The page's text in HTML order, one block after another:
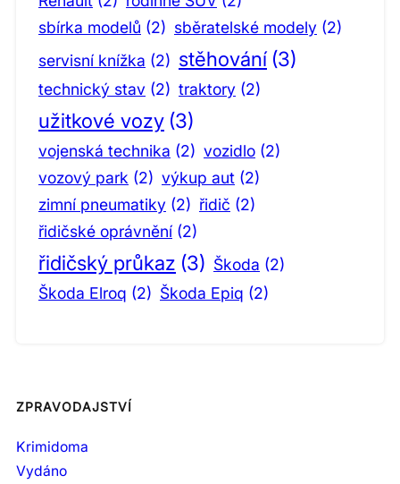
sbírka modelů (2) sběratelské modely (2)
servisní knížka (2) stěhování (3)
technický stav (2) traktory (2)
užitkové vozy (3)
vojenská technika (2) vozidlo (2)
vozový park (2) výkup aut (2)
zimní pneumatiky (2) řidič (2)
řidičské oprávnění (2)
řidičský průkaz (3) Škoda (2)
Škoda Elroq (2) Škoda Epiq (2)
ZPRAVODAJSTVÍ
Krimidoma
Vydáno